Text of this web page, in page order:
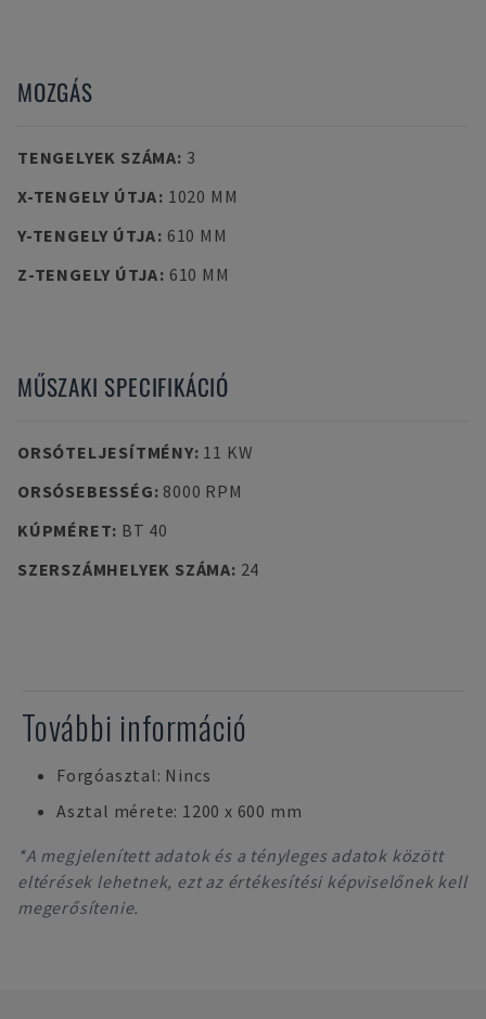
MOZGÁS
TENGELYEK SZÁMA: 3
X-TENGELY ÚTJA: 1020 MM
Y-TENGELY ÚTJA: 610 MM
Z-TENGELY ÚTJA: 610 MM
MŰSZAKI SPECIFIKÁCIÓ
ORSÓTELJESÍTMÉNY: 11 KW
ORSÓSEBESSÉG: 8000 RPM
KÚPMÉRET: BT 40
SZERSZÁMHELYEK SZÁMA: 24
További információ
Forgóasztal: Nincs
Asztal mérete: 1200 x 600 mm
*A megjelenített adatok és a tényleges adatok között
eltérések lehetnek, ezt az értékesítési képviselőnek kell
megerősítenie.